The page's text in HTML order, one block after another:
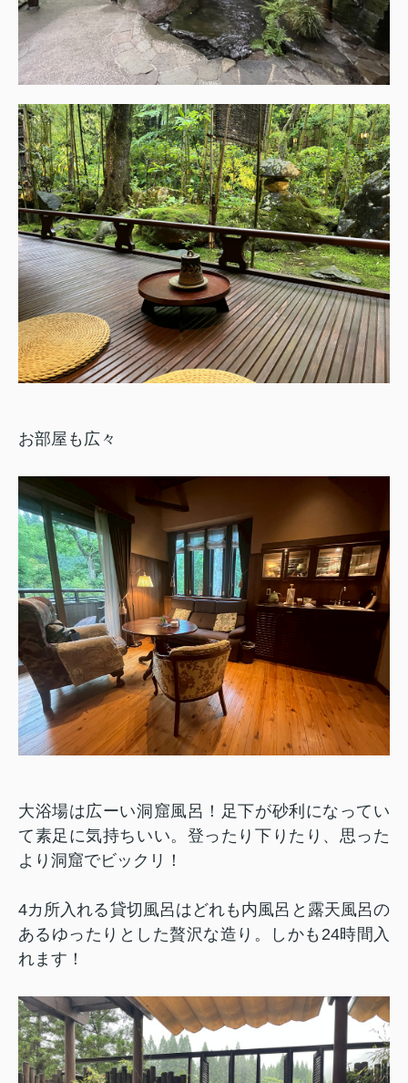
お部屋も広々
大浴場は広ーい洞窟風呂！足下が砂利になってい
て素足に気持ちいい。登ったり下りたり、思った
より洞窟でビックリ！
4カ所入れる貸切風呂はどれも内風呂と露天風呂の
あるゆったりとした贅沢な造り。しかも 24時間入
れます！